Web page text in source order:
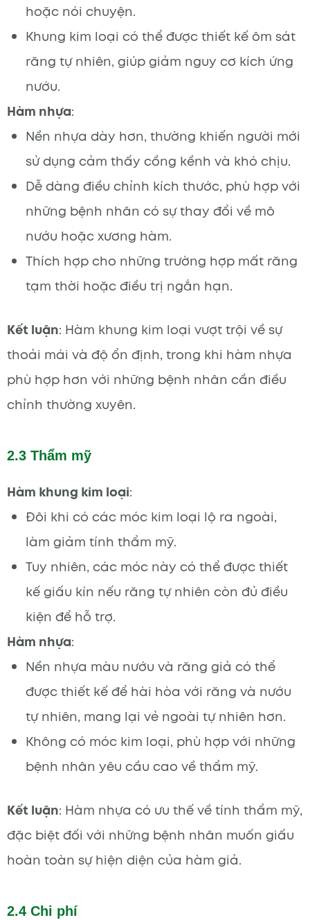
hoặc nói chuyện.
Khung kim loại có thể được thiết kế ôm sát
răng tự nhiên, giúp giảm nguy cơ kích ứng
nướu.
Hàm nhựa:
Nền nhựa dày hơn, thường khiến người mới
sử dụng cảm thấy cồng kềnh và khó chịu.
Dễ dàng điều chỉnh kích thước, phù hợp với
những bệnh nhân có sự thay đổi về mô
nướu hoặc xương hàm.
Thích hợp cho những trường hợp mất răng
tạm thời hoặc điều trị ngắn hạn.
Kết luận: Hàm khung kim loại vượt trội về sự
thoải mái và độ ổn định, trong khi hàm nhựa
phù hợp hơn với những bệnh nhân cần điều
chỉnh thường xuyên.
2.3 Thẩm mỹ
Hàm khung kim loại:
Đôi khi có các móc kim loại lộ ra ngoài,
làm giảm tính thẩm mỹ.
Tuy nhiên, các móc này có thể được thiết
kế giấu kín nếu răng tự nhiên còn đủ điều
kiện để hỗ trợ.
Hàm nhựa:
Nền nhựa màu nướu và răng giả có thể
được thiết kế để hài hòa với răng và nướu
tự nhiên, mang lại vẻ ngoài tự nhiên hơn.
Không có móc kim loại, phù hợp với những
bệnh nhân yêu cầu cao về thẩm mỹ.
Kết luận: Hàm nhựa có ưu thế về tính thẩm mỹ,
đặc biệt đối với những bệnh nhân muốn giấu
hoàn toàn sự hiện diện của hàm giả.
2.4 Chi phí